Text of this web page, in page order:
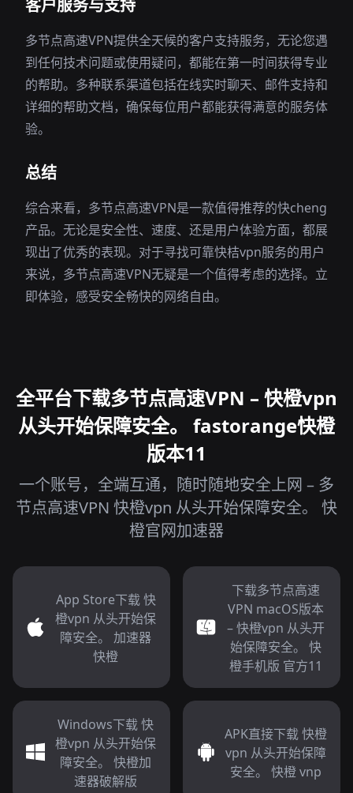
客户服务与支持
多节点高速VPN提供全天候的客户支持服务，无论您遇
到任何技术问题或使用疑问，都能在第一时间获得专业
的帮助。多种联系渠道包括在线实时聊天、邮件支持和
详细的帮助文档，确保每位用户都能获得满意的服务体
验。
总结
综合来看，多节点高速VPN是一款值得推荐的快cheng
产品。无论是安全性、速度、还是用户体验方面，都展
现出了优秀的表现。对于寻找可靠快桔vpn服务的用户
来说，多节点高速VPN无疑是一个值得考虑的选择。立
即体验，感受安全畅快的网络自由。
全平台下载多节点高速VPN – 快橙vpn
从头开始保障安全。 fastorange快橙
版本11
一个账号，全端互通，随时随地安全上网 – 多
节点高速VPN 快橙vpn 从头开始保障安全。 快
橙官网加速器
App Store下载 快
橙vpn 从头开始保
障安全。 加速器
快橙
下载多节点高速
VPN macOS版本
– 快橙vpn 从头开
始保障安全。 快
橙手机版 官方11
Windows下载 快
橙vpn 从头开始保
障安全。 快橙加
速器破解版
APK直接下载 快橙
vpn 从头开始保障
安全。 快橙 vnp